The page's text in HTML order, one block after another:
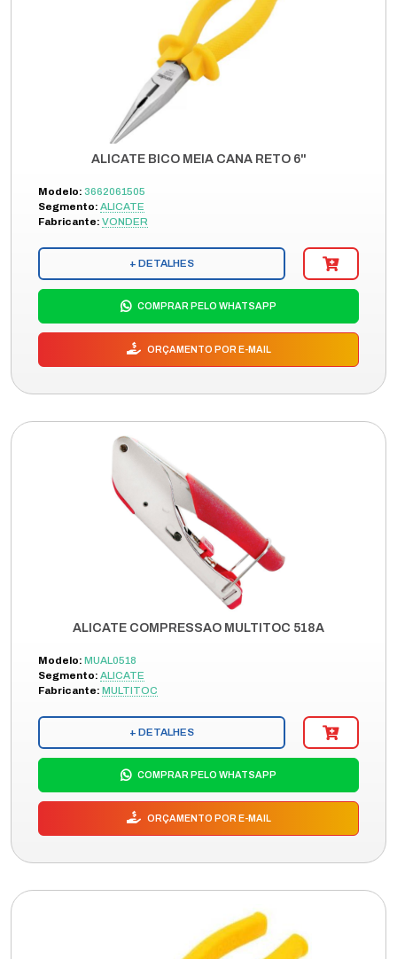
ALICATE BICO MEIA CANA RETO 6"
Modelo: 3662061505
Segmento: ALICATE
Fabricante: VONDER
+ DETALHES
COMPRAR PELO WHATSAPP
ORÇAMENTO POR E-MAIL
ALICATE COMPRESSAO MULTITOC 518A
Modelo: MUAL0518
Segmento: ALICATE
Fabricante: MULTITOC
+ DETALHES
COMPRAR PELO WHATSAPP
ORÇAMENTO POR E-MAIL